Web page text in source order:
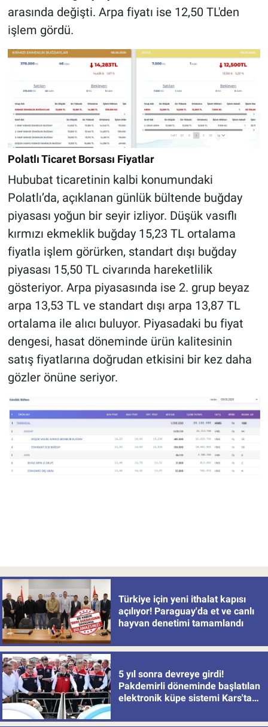
arasında değişti. Arpa fiyatı ise 12,50 TL'den
işlem gördü.
Polatlı Ticaret Borsası Fiyatlar
Hububat ticaretinin kalbi konumundaki
Polatlı’da, açıklanan günlük bültende buğday
piyasası yoğun bir seyir izliyor. Düşük vasıflı
kırmızı ekmeklik buğday 15,23 TL ortalama
fiyatla işlem görürken, standart dışı buğday
piyasası 15,50 TL civarında hareketlilik
gösteriyor. Arpa piyasasında ise 2. grup beyaz
arpa 13,53 TL ve standart dışı arpa 13,87 TL
ortalama ile alıcı buluyor. Piyasadaki bu fiyat
dengesi, hasat döneminde ürün kalitesinin
satış fiyatlarına doğrudan etkisini bir kez daha
gözler önüne seriyor.
Türkiye için yeni ithalat kapısı
açılıyor! Paraguay'da et ve canlı
hayvan denetimi tamamlandı
5 yıl sonra devreye girdi!
Pakdemirli döneminde başlatılan
elektronik küpe sistemi Kars'tan